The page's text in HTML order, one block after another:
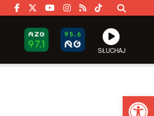
SŁUCHAJ